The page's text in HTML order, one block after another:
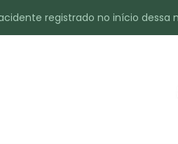
registrado no início dessa
assassinado no interior de Bom